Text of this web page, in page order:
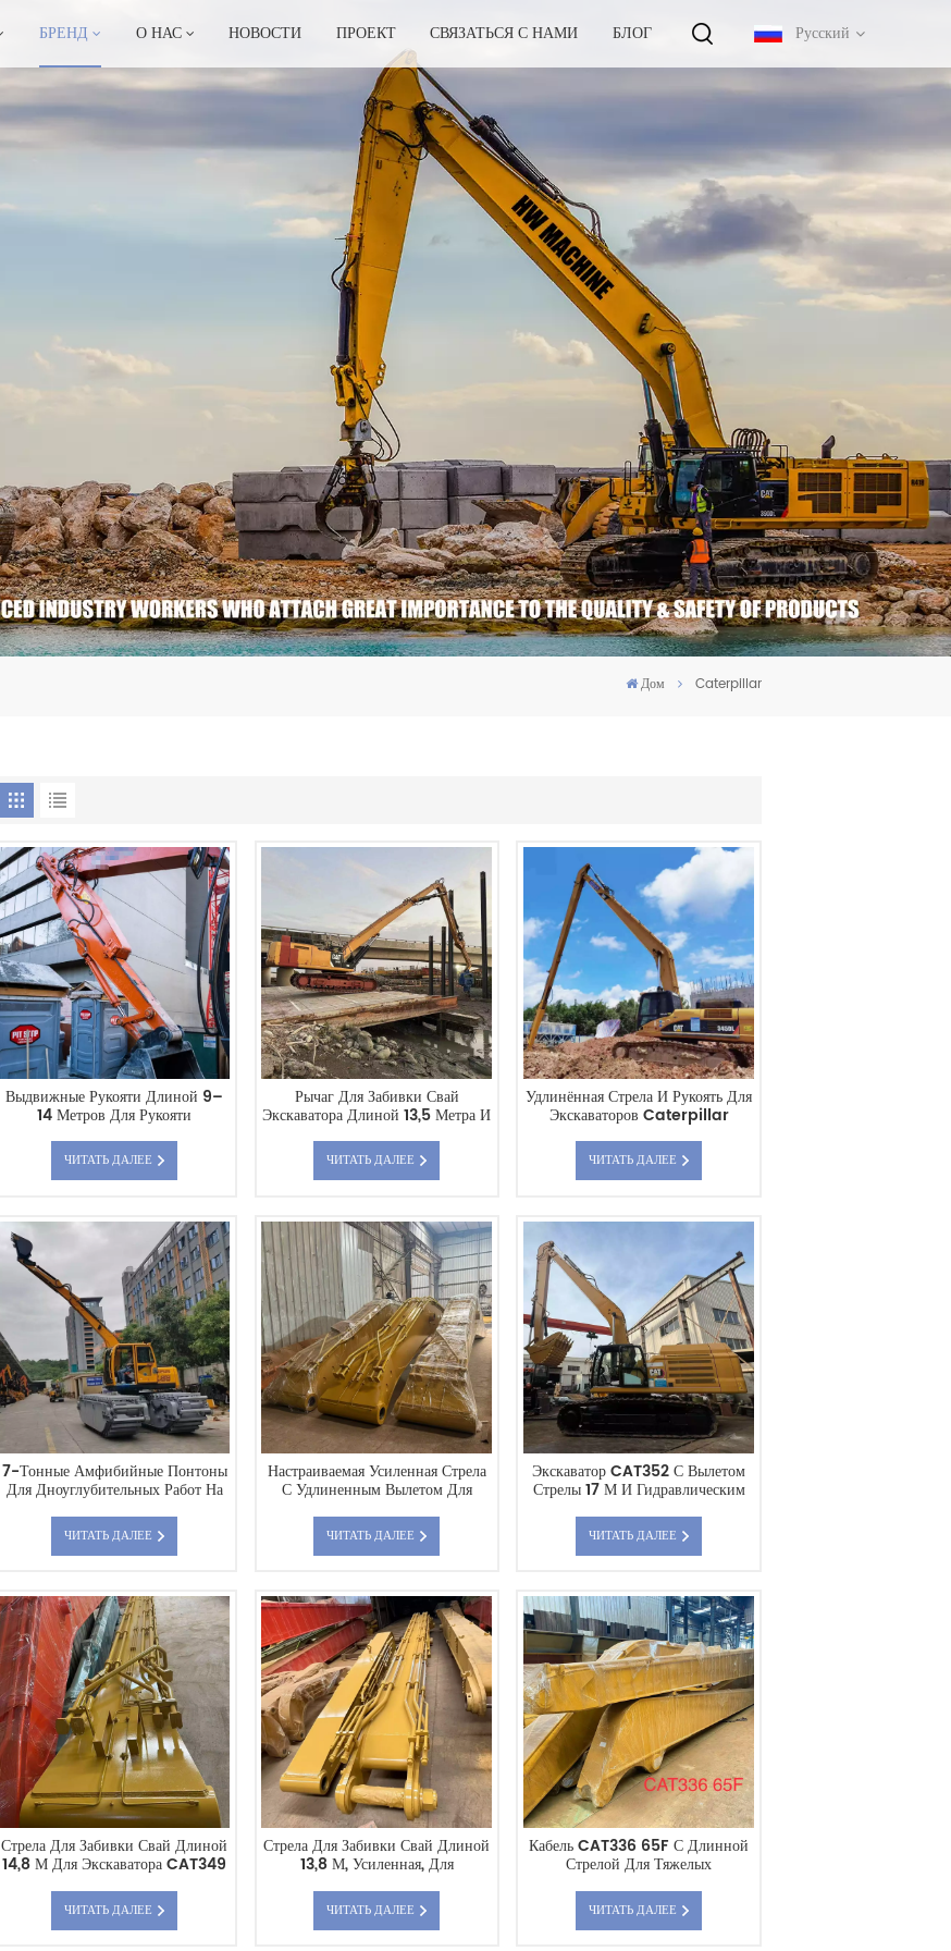
БРЕНД О НАС НОВОСТИ ПРОЕКТ СВЯЗАТЬСЯ С НАМИ БЛОГ Русский
français
русский
español
português
Дом Caterpillar
Выдвижные Рукояти Длиной 9–
14 Метров Для Рукояти
Улучшенные Возможности
Копания
ЧИТАТЬ ДАЛЕЕ
Рычаг Для Забивки Свай
Экскаватора Длиной 13,5 Метра И
Имеет Глубину Забивки Свай Для
Cat350
ЧИТАТЬ ДАЛЕЕ
Удлинённая Стрела И Рукоять Для
Экскаваторов Caterpillar
ЧИТАТЬ ДАЛЕЕ
7-Тонные Амфибийные Понтоны
Для Дноуглубительных Работ На
ЧИТАТЬ ДАЛЕЕ
Настраиваемая Усиленная Стрела
С Удлиненным Вылетом Для
ЧИТАТЬ ДАЛЕЕ
Экскаватор CAT352 С Вылетом
Стрелы 17 М И Гидравлическим
ЧИТАТЬ ДАЛЕЕ
Стрела Для Забивки Свай Длиной
14,8 М Для Экскаватора CAT349
ЧИТАТЬ ДАЛЕЕ
Стрела Для Забивки Свай Длиной
13,8 М, Усиленная, Для
Поставка С Завода, Возможность
Индивидуальной Настройки.
ЧИТАТЬ ДАЛЕЕ
Кабель CAT336 65F С Длинной
Стрелой Для Тяжелых
Поставки С Китайского Завода.
ЧИТАТЬ ДАЛЕЕ